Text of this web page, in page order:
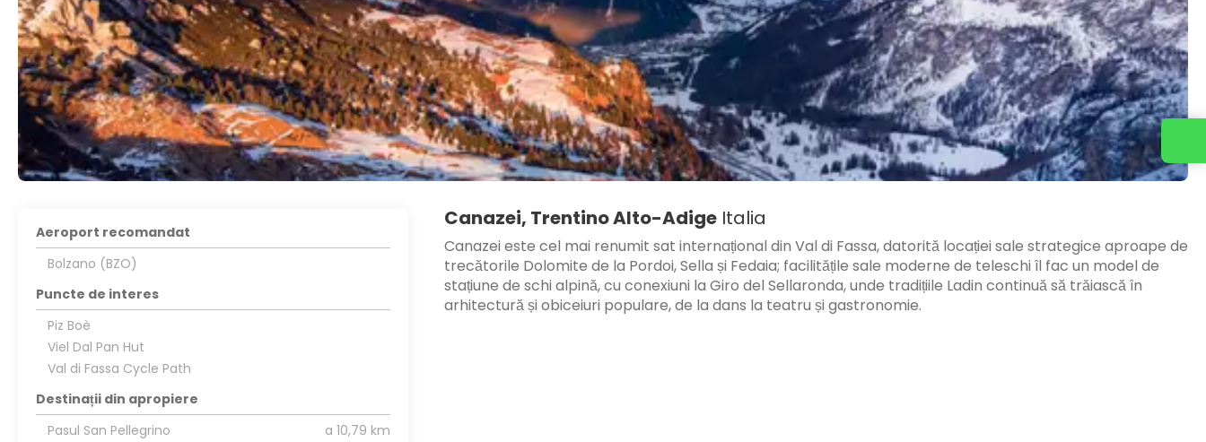
Canazei, Trentino Alto-AdigeItalia
Canazei este cel mai renumit sat internațional din Val di Fassa, datorită locației sale strategice aproape de
trecătorile Dolomite de la Pordoi, Sella și Fedaia; facilitățile sale moderne de teleschi îl fac un model de
stațiune de schi alpină, cu conexiuni la Giro del Sellaronda, unde tradițiile Ladin continuă să trăiască în
arhitectură și obiceiuri populare, de la dans la teatru și gastronomie.
Aeroport recomandat
Bolzano (BZO)
Puncte de interes
Piz Boè
Viel Dal Pan Hut
Val di Fassa Cycle Path
Destinații din apropiere
Pasul San Pellegrino
a 10,79 km